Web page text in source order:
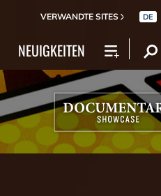
VERWANDTE SITES DE
NEUIGKEITEN